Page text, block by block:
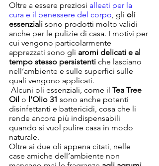
Oltre a essere preziosi alleati per la
cura e il benessere del corpo, gli oli
essenziali sono prodotti molto validi
anche per le pulizie di casa. I motivi per
cui vengono particolarmente
apprezzati sono gli aromi delicati e al
tempo stesso persistenti che lasciano
nell’ambiente e sulle superfici sulle
quali vengono applicati.
Alcuni oli essenziali, come il Tea Tree
Oil o l’Olio 31 sono anche potenti
disinfettanti e battericidi, cosa che li
rende ancora più indispensabili
quando si vuol pulire casa in modo
naturale.
Oltre ai due oli appena citati, nelle
case amiche dell’ambiente non